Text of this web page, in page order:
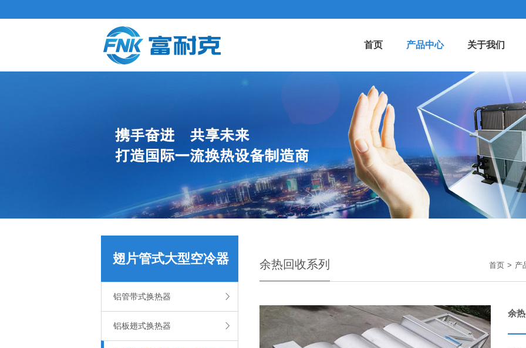
首页 产品中心 关于我们
翅片管式大型空冷器
（不锈钢、碳钢等）
铝管带式换热器 
铝板翅式换热器 
余热回收系列 首页 > 产
余